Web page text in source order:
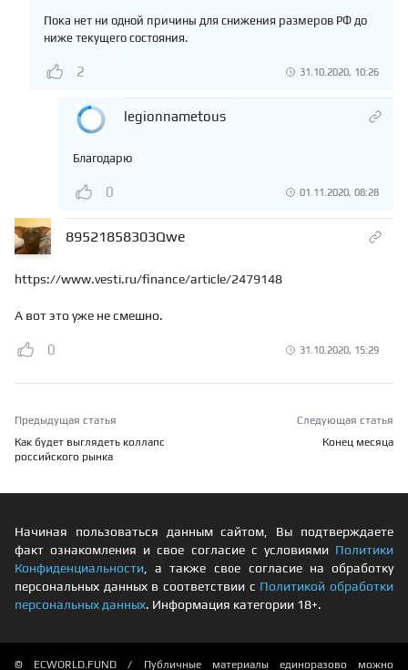
Пока нет ни одной причины для снижения размеров РФ до
ниже текущего состояния.
2 31.10.2020, 10:26
legionnametous
Благодарю
0 01.11.2020, 08:28
89521858303Qwe
https://www.vesti.ru/finance/article/2479148
А вот это уже не смешно.
0 31.10.2020, 15:29
Предыдущая статья
Как будет выглядеть коллапс
российского рынка
Следующая статья
Конец месяца
Начиная пользоваться данным сайтом, Вы подтверждаете
факт ознакомления и свое согласие с условиями Политики
Конфиденциальности , а также свое согласие на обработку
персональных данных в соответствии с Политикой обработки
персональных данных. Информация категории 18+.
© ECWORLD.FUND / Публичные материалы единоразово можно